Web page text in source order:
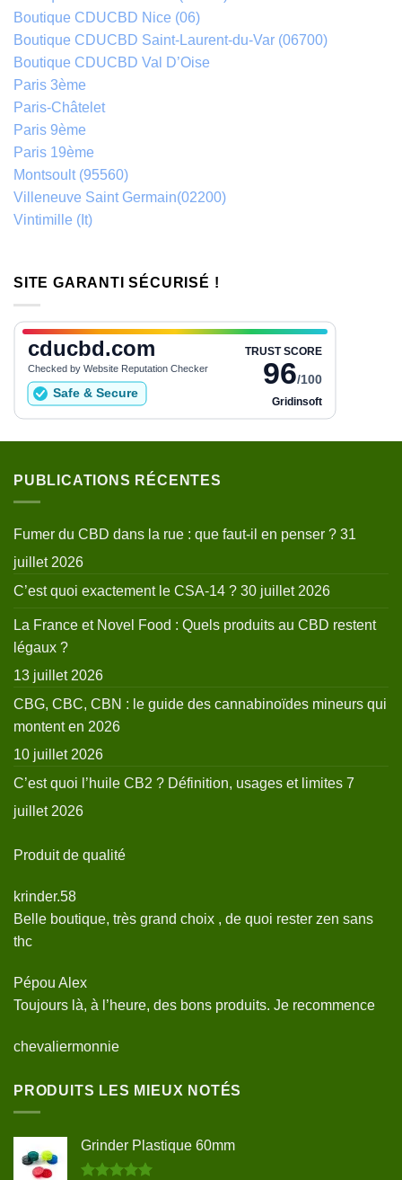
Boutique CDUCBD Nice (06)
Boutique CDUCBD Saint-Laurent-du-Var (06700)
Boutique CDUCBD Val D’Oise
Paris 3ème
Paris-Châtelet
Paris 9ème
Paris 19ème
Montsoult (95560)
Villeneuve Saint Germain(02200)
Vintimille (It)
SITE GARANTI SÉCURISÉ !
PUBLICATIONS RÉCENTES
Fumer du CBD dans la rue : que faut-il en penser ? 31
juillet 2026
C’est quoi exactement le CSA-14 ? 30 juillet 2026
La France et Novel Food : Quels produits au CBD restent
légaux ?
13 juillet 2026
CBG, CBC, CBN : le guide des cannabinoïdes mineurs qui
montent en 2026
10 juillet 2026
C’est quoi l’huile CB2 ? Définition, usages et limites 7
juillet 2026
Produit de qualité
krinder.58
Belle boutique, très grand choix , de quoi rester zen sans
thc
Pépou Alex
Toujours là, à l’heure, des bons produits. Je recommence
chevaliermonnie
PRODUITS LES MIEUX NOTÉS
Grinder Plastique 60mm